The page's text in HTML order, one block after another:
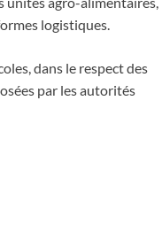
logistiques.
dans le respect des
par les autorités